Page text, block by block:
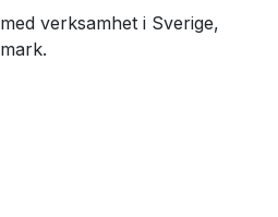
verksamhet i Sverige,